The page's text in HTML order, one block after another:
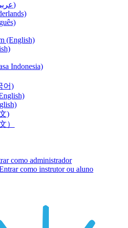
Middle East ( عربي)
(English)
Indonesia)
어)
)
）
como administrador
como instrutor ou aluno